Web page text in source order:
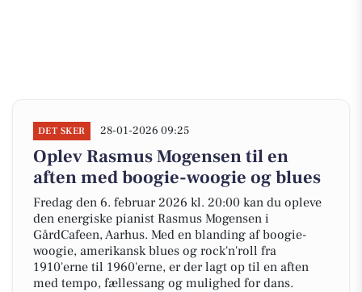
DET SKER 28-01-2026 09:25
Oplev Rasmus Mogensen til en
aften med boogie-woogie og blues
Fredag den 6. februar 2026 kl. 20:00 kan du opleve
den energiske pianist Rasmus Mogensen i
GårdCafeen, Aarhus. Med en blanding af boogie-
woogie, amerikansk blues og rock'n'roll fra
1910'erne til 1960'erne, er der lagt op til en aften
med tempo, fællessang og mulighed for dans.